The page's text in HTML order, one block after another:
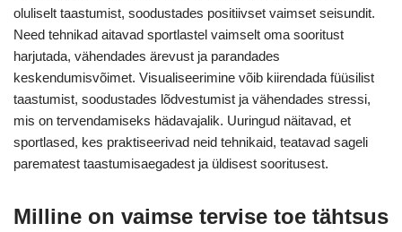
oluliselt taastumist, soodustades positiivset vaimset seisundit.
Need tehnikad aitavad sportlastel vaimselt oma sooritust
harjutada, vähendades ärevust ja parandades
keskendumisvõimet. Visualiseerimine võib kiirendada füüsilist
taastumist, soodustades lõdvestumist ja vähendades stressi,
mis on tervendamiseks hädavajalik. Uuringud näitavad, et
sportlased, kes praktiseerivad neid tehnikaid, teatavad sageli
parematest taastumisaegadest ja üldisest sooritusest.
Milline on vaimse tervise toe tähtsus